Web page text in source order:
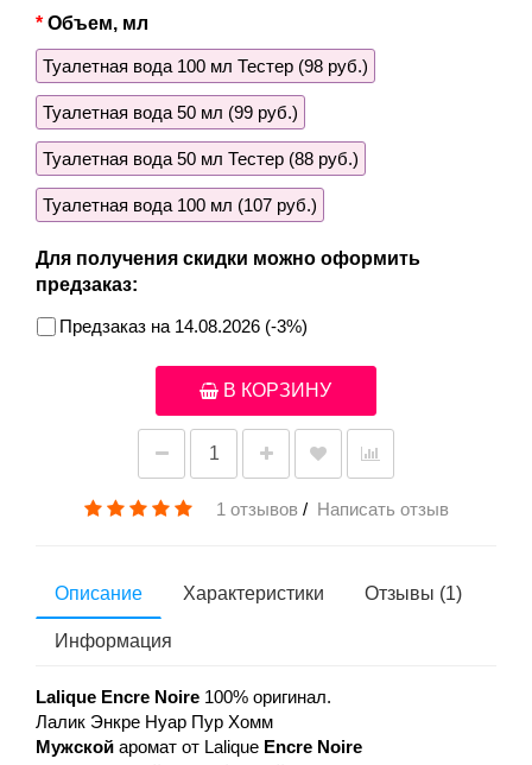
Объем, мл
Туалетная вода 100 мл Тестер (98 руб.)
Туалетная вода 50 мл (99 руб.)
Туалетная вода 50 мл Тестер (88 руб.)
Туалетная вода 100 мл (107 руб.)
Для получения скидки можно оформить
предзаказ:
Предзаказ на 14.08.2026 (-3%)
В КОРЗИНУ
1 отзывов/ Написать отзыв
Описание Характеристики Отзывы (1)
Информация
Lalique Encre Noire 100% оригинал.
Лалик Энкре Нуар Пур Хомм
Мужской аромат от Lalique Encre Noire